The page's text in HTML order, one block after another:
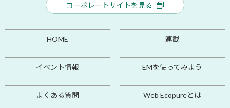
コーポレートサイトを見る
HOME 連載
イベント情報 EMを使ってみよう
よくある質問 Web Ecopureとは